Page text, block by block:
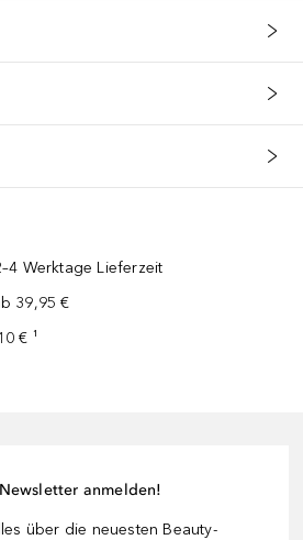
Werktage Lieferzeit
39,95 €
€ ¹
anmelden!
über die neuesten Beauty-